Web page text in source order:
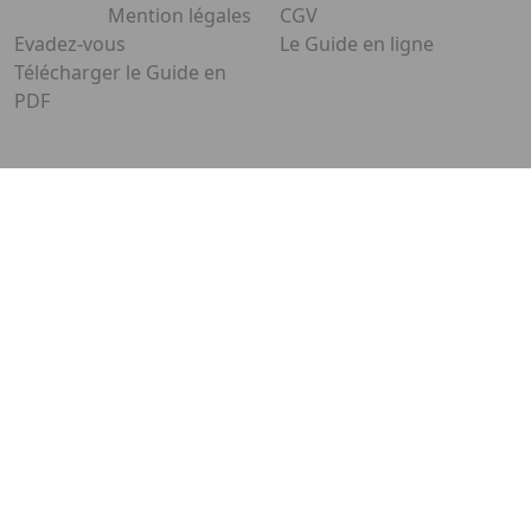
Mention légales
CGV
Evadez-vous
Le Guide en ligne
Télécharger le Guide en
PDF